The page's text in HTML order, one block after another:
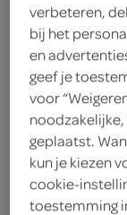
125 gram
300 gram
100 milliliter
100 milliliter
1 teentje
verbeteren,
bij het
en
geef je
voor
geplaatst.
kun je kiezen
cookie-
toestemming